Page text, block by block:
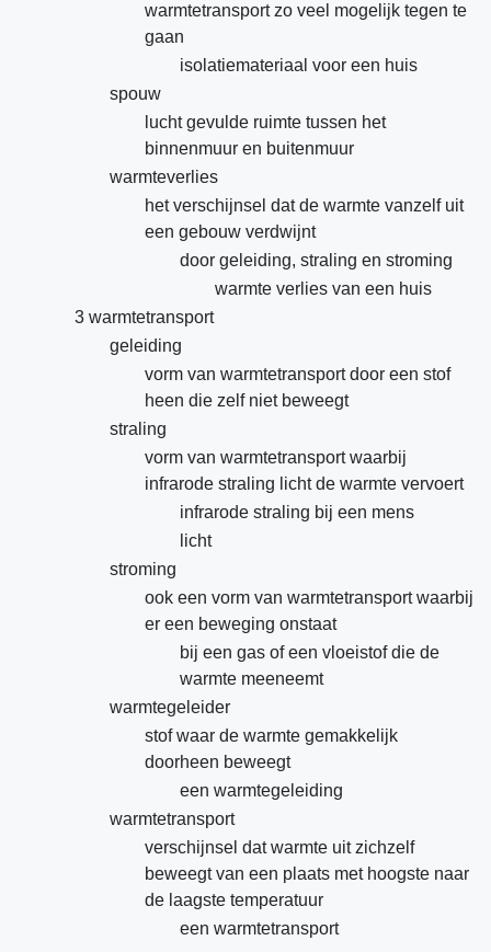
warmtetransport zo veel mogelijk tegen te
gaan
isolatiemateriaal voor een huis
spouw
lucht gevulde ruimte tussen het
binnenmuur en buitenmuur
warmteverlies
het verschijnsel dat de warmte vanzelf uit
een gebouw verdwijnt
door geleiding, straling en stroming
warmte verlies van een huis
3 warmtetransport
geleiding
vorm van warmtetransport door een stof
heen die zelf niet beweegt
straling
vorm van warmtetransport waarbij
infrarode straling licht de warmte vervoert
infrarode straling bij een mens
licht
stroming
ook een vorm van warmtetransport waarbij
er een beweging onstaat
bij een gas of een vloeistof die de
warmte meeneemt
warmtegeleider
stof waar de warmte gemakkelijk
doorheen beweegt
een warmtegeleiding
warmtetransport
verschijnsel dat warmte uit zichzelf
beweegt van een plaats met hoogste naar
de laagste temperatuur
een warmtetransport